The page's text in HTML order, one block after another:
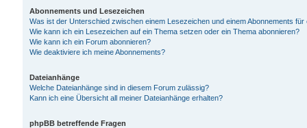
Abonnements und Lesezeichen
Was ist der Unterschied zwischen einem Lesezeichen und einem Abonnements
Wie kann ich ein Lesezeichen auf ein Thema setzen oder ein Thema abonnieren?
Wie kann ich ein Forum abonnieren?
Wie deaktiviere ich meine Abonnements?
Dateianhänge
Welche Dateianhänge sind in diesem Forum zulässig?
Kann ich eine Übersicht all meiner Dateianhänge erhalten?
phpBB betreffende Fragen